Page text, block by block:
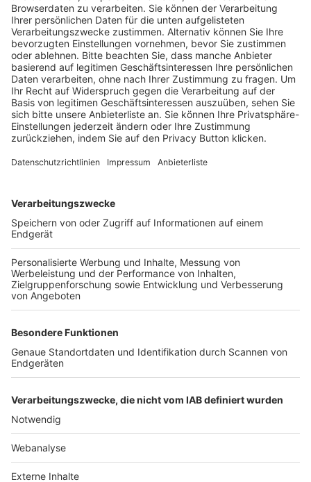
Trainerausbildung
Schulungsangebot Vereinsmitarbeiter
BFV-Geschäftsstellen
Trainerbörse
Login SpielPlus
FOLGE DEM BFV
TOP-VEREINE
TOP-PARTNER
Nutzungsbedingungen Datenschutz Impressum